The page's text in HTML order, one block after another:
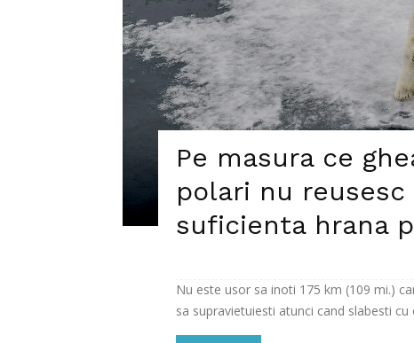
Pe masura ce
polari nu reusesc
suficienta hrana
Nu este usor sa inoti 175 km (109 mi.)
sa supravietuiesti atunci cand slabesti